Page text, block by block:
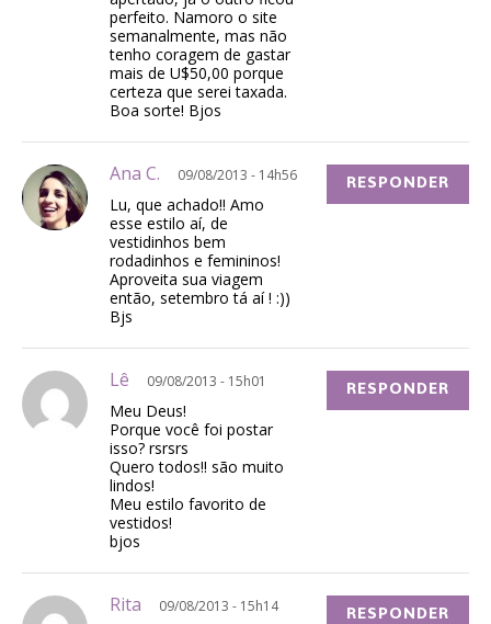
perfeito. Namoro o site
semanalmente, mas não
tenho coragem de gastar
mais de U$50,00 porque
certeza que serei taxada.
Boa sorte! Bjos
Ana C. 09/08/2013 - 14h56
Lu, que achado!! Amo
esse estilo aí, de
vestidinhos bem
rodadinhos e femininos!
Aproveita sua viagem
então, setembro tá aí ! :))
Bjs
RESPONDER
Lê 09/08/2013 - 15h01
Meu Deus!
Porque você foi postar
isso? rsrsrs
Quero todos!! são muito
lindos!
Meu estilo favorito de
vestidos!
bjos
RESPONDER
Rita 09/08/2013 - 15h14 RESPONDER